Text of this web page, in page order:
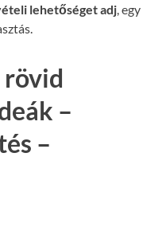
lehetőséget adj , egy
rövid
–
–